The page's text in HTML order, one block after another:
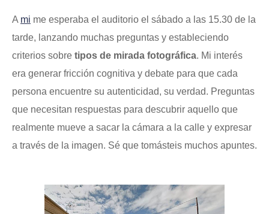
A mi me esperaba el auditorio el sábado a las 15.30 de la
tarde, lanzando muchas preguntas y estableciendo
criterios sobre tipos de mirada fotográfica. Mi interés
era generar fricción cognitiva y debate para que cada
persona encuentre su autenticidad, su verdad. Preguntas
que necesitan respuestas para descubrir aquello que
realmente mueve a sacar la cámara a la calle y expresar
a través de la imagen. Sé que tomásteis muchos apuntes.